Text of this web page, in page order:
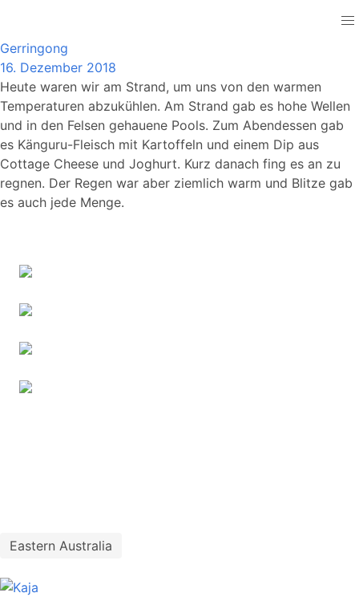
Gerringong
16. Dezember 2018
Heute waren wir am Strand, um uns von den warmen
Temperaturen abzukühlen. Am Strand gab es hohe Wellen
und in den Felsen gehauene Pools. Zum Abendessen gab
es Känguru-Fleisch mit Kartoffeln und einem Dip aus
Cottage Cheese und Joghurt. Kurz danach fing es an zu
regnen. Der Regen war aber ziemlich warm und Blitze gab
es auch jede Menge.
Eastern Australia